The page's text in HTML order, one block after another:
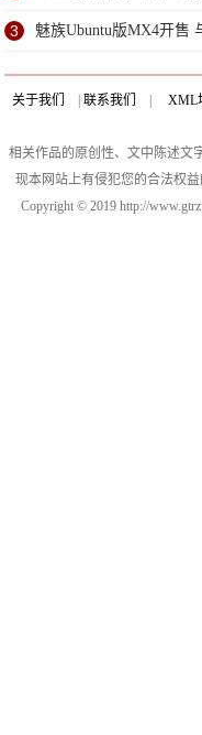
3 魅族Ubuntu版MX4开售
关于我们 联系我们 XML
相关作品的原创性、文中陈述文
现本网站上有侵犯您的合法权
Copyright © 2019 http://